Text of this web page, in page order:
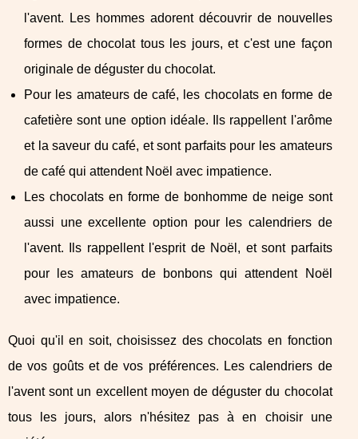
l'avent. Les hommes adorent découvrir de nouvelles
formes de chocolat tous les jours, et c'est une façon
originale de déguster du chocolat.
Pour les amateurs de café, les chocolats en forme de
cafetière sont une option idéale. Ils rappellent l'arôme
et la saveur du café, et sont parfaits pour les amateurs
de café qui attendent Noël avec impatience.
Les chocolats en forme de bonhomme de neige sont
aussi une excellente option pour les calendriers de
l'avent. Ils rappellent l'esprit de Noël, et sont parfaits
pour les amateurs de bonbons qui attendent Noël
avec impatience.
Quoi qu'il en soit, choisissez des chocolats en fonction
de vos goûts et de vos préférences. Les calendriers de
l'avent sont un excellent moyen de déguster du chocolat
tous les jours, alors n'hésitez pas à en choisir une